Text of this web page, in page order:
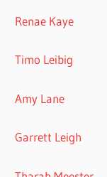
Renae Kaye
Timo Leibig
Amy Lane
Garrett Leigh